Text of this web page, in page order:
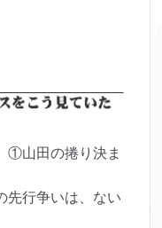
①山田の捲り決ま
行争いは、ない